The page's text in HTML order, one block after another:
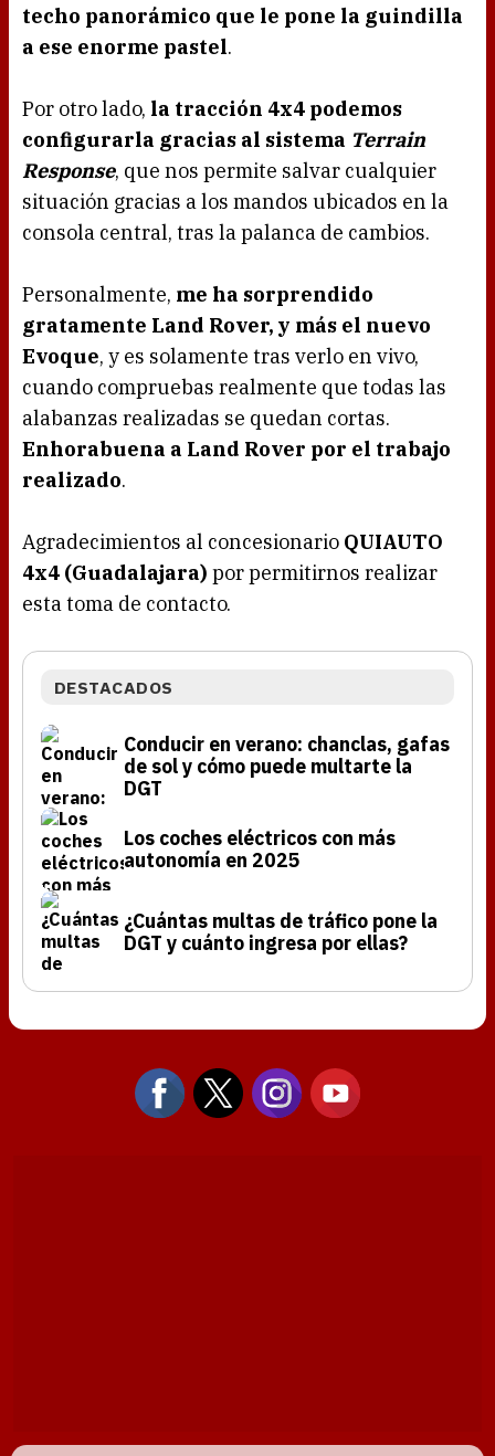
techo panorámico que le pone la guindilla
a ese enorme pastel.
Por otro lado, la tracción 4x4 podemos
configurarla gracias al sistema Terrain
Response, que nos permite salvar cualquier
situación gracias a los mandos ubicados en la
consola central, tras la palanca de cambios.
Personalmente, me ha sorprendido
gratamente Land Rover, y más el nuevo
Evoque, y es solamente tras verlo en vivo,
cuando compruebas realmente que todas las
alabanzas realizadas se quedan cortas.
Enhorabuena a Land Rover por el trabajo
realizado.
Agradecimientos al concesionario QUIAUTO
4x4 (Guadalajara) por permitirnos realizar
esta toma de contacto.
DESTACADOS
Conducir en verano: chanclas, gafas
de sol y cómo puede multarte la
DGT
Los coches eléctricos con más
autonomía en 2025
¿Cuántas multas de tráfico pone la
DGT y cuánto ingresa por ellas?